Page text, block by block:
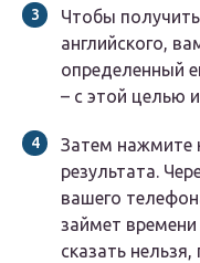
Чтобы
английского,
определенный
– с этой целью
Затем нажмите
результата.
вашего
займет
сказать